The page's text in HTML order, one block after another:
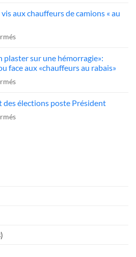
Dubé
un
qui
manœuvre
dangereuse
examen
pour
des
camions
au
aux chauffeurs de camions « au
sur
serre
la
vis
chauffeurs
de
plaster sur une hémorragie»:
face aux «chauffeurs au rabais»
sur
mettre
un
des élections poste Président
sur